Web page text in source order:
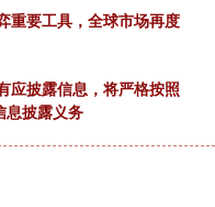
重要工具，全球市场再度
应披露信息，将严格按照
息披露义务